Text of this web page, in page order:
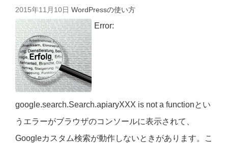
2015年11月10日 WordPressの使い方
Error:
google.search.Search.apiaryXXX is not a functionとい
うエラーがブラウザのコンソールに表示されて、
Googleカスタム検索が動作しないときがあります。こ